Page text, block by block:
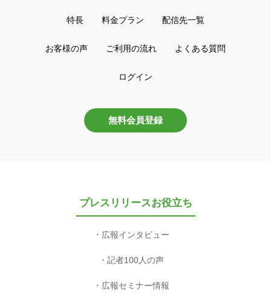
特長 料金プラン 配信先一覧
お客様の声 ご利用の流れ よくある質問
ログイン
無料会員登録
プレスリリースお役立ち
広報インタビュー
記者100人の声
広報セミナー情報